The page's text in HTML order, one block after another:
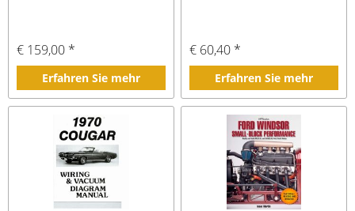
€ 159,00 *
Erfahren Sie mehr
€ 60,40 *
Erfahren Sie mehr